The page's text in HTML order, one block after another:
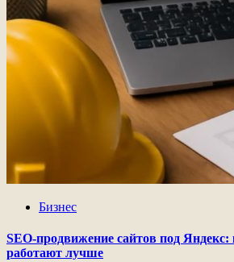
Бизнес
SEO-продвижение сайтов под
работают лучше